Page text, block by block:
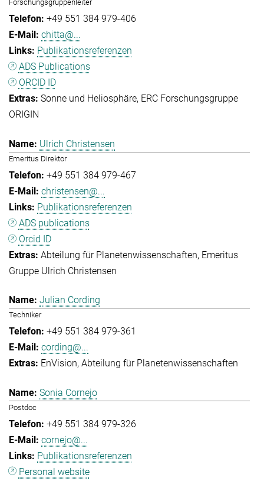
Forschungsgruppenleiter
+49 551 384 979-406
chitta@...
Publikationsreferenzen
ADS Publications
ORCID ID
Sonne und Heliosphäre ERC Forschungsgruppe
ORIGIN
Ulrich Christensen
Emeritus Direktor
+49 551 384 979-467
christensen@...
Publikationsreferenzen
ADS publications
Orcid ID
Abteilung für Planetenwissenschaften Emeritus
Gruppe Ulrich Christensen
Julian Cording
Techniker
+49 551 384 979-361
cording@...
EnVision Abteilung für Planetenwissenschaften
Sonia Cornejo
Postdoc
+49 551 384 979-326
cornejo@...
Publikationsreferenzen
Personal website